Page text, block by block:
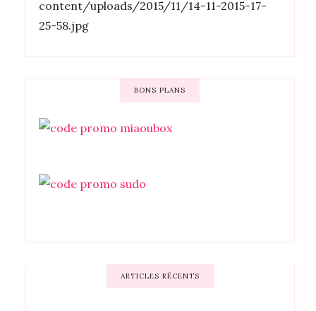
BONS PLANS
ARTICLES RÉCENTS